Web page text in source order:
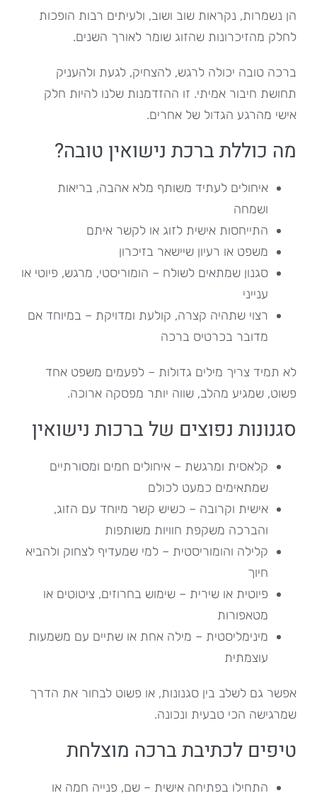
הן נשמרות, נקראות שוב ושוב, ולעיתים רבות הופכות
לחלק מהזיכרונות שהזוג שומר לאורך השנים.
ברכה טובה יכולה לרגש, להצחיק, לגעת ולהעניק
תחושת חיבור אמיתי. זו ההזדמנות שלנו להיות חלק
אישי מהרגע הגדול של אחרים.
מה כוללת ברכת נישואין טובה?
איחולים לעתיד משותף מלא אהבה, בריאות
ושמחה
התייחסות אישית לזוג או לקשר איתם
משפט או רעיון שיישאר בזיכרון
סגנון שמתאים לשולח – הומוריסטי, מרגש, פיוטי או
ענייני
רצוי שתהיה קצרה, קולעת ומדויקת – במיוחד אם
מדובר בכרטיס ברכה
לא תמיד צריך מילים גדולות – לפעמים משפט אחד
פשוט, שמגיע מהלב, שווה יותר מפסקה ארוכה.
סגנונות נפוצים של ברכות נישואין
קלאסית ומרגשת – איחולים חמים ומסורתיים
שמתאימים כמעט לכולם
אישית וקרובה – כשיש קשר מיוחד עם הזוג,
והברכה משקפת חוויות משותפות
קלילה והומוריסטית – למי שמעדיף לצחוק ולהביא
חיוך
פיוטית או שירית – שימוש בחרוזים, ציטוטים או
מטאפורות
מינימליסטית – מילה אחת או שתיים עם משמעות
עוצמתית
אפשר גם לשלב בין סגנונות, או פשוט לבחור את הדרך
שמרגישה הכי טבעית ונכונה.
טיפים לכתיבת ברכה מוצלחת
התחילו בפתיחה אישית – שם, פנייה חמה או